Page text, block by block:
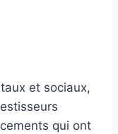
et sociaux,
qui ont